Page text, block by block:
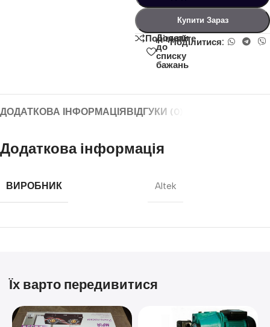
Купити Зараз
Порівняйте
Додати
до
списку
бажань
Поділитися:
ДОДАТКОВА ІНФОРМАЦІЯВІДГУКИ (0)
Додаткова інформація
ВИРОБНИК Altek
Їх варто передивитися